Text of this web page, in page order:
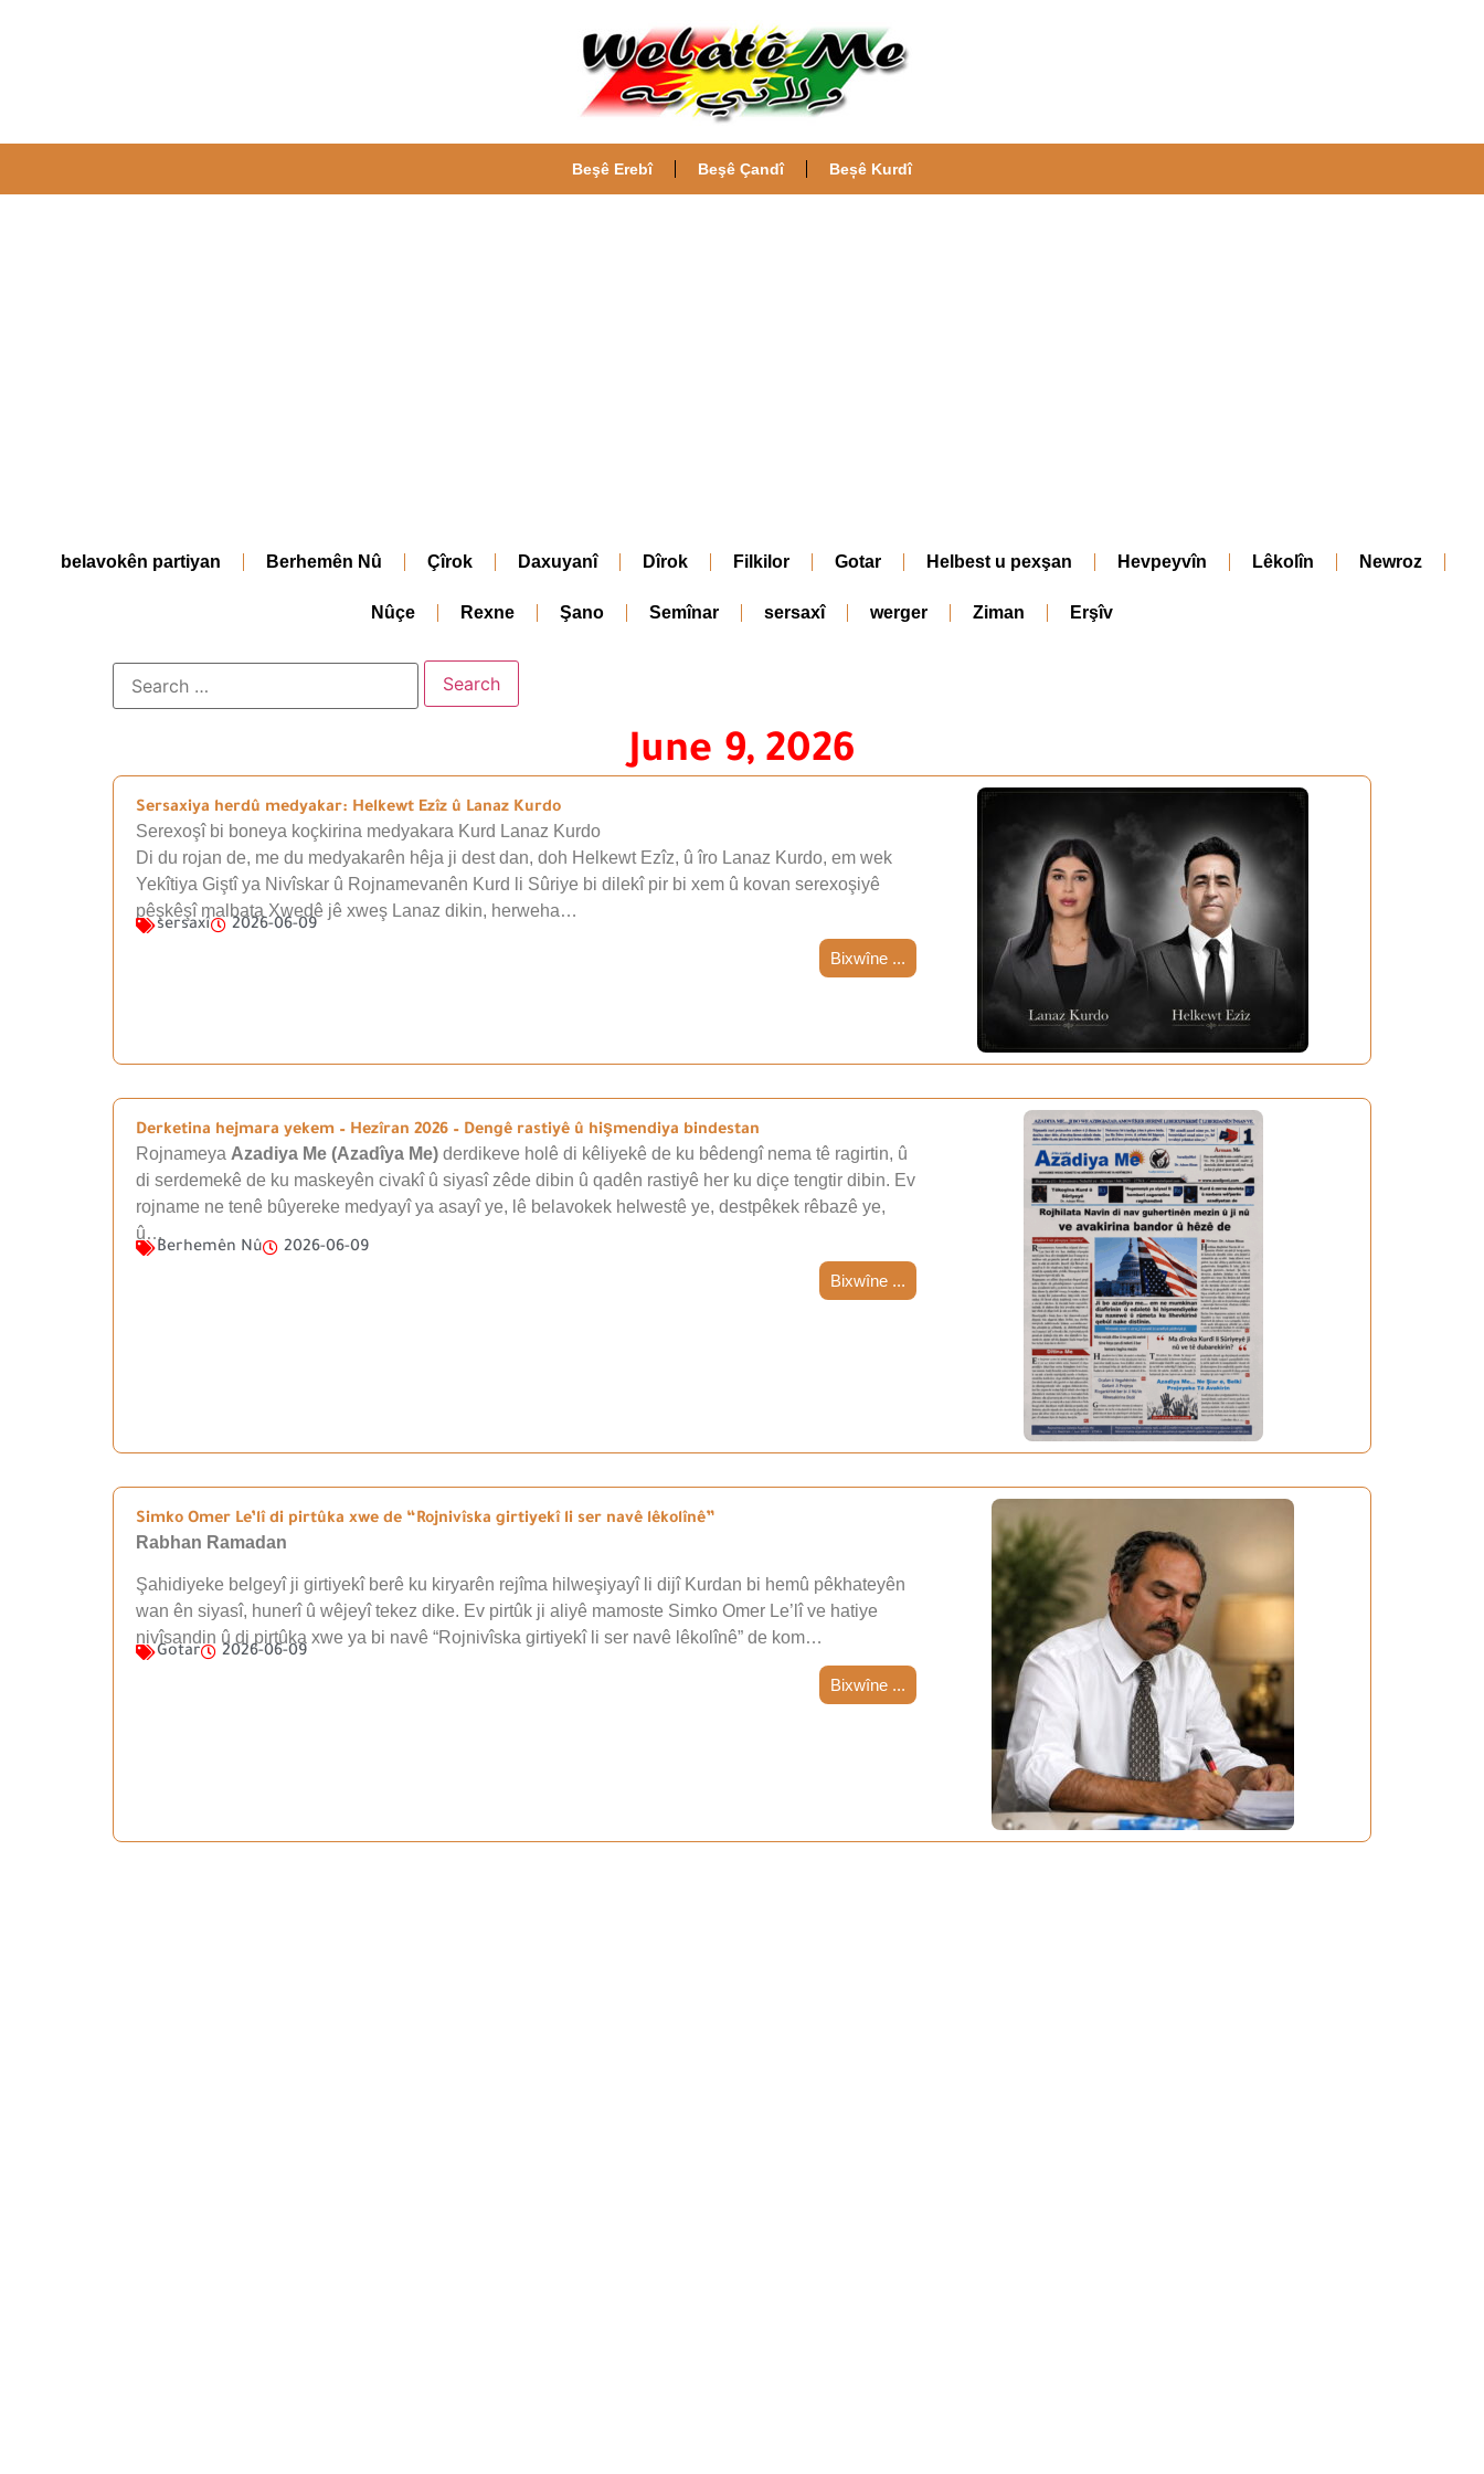
Beşê Erebî Beşê Çandî Beșê Kurdî
belavokên partiyan Berhemên Nû Çîrok Daxuyanî Dîrok Filkilor Gotar Helbest u pexşan Hevpeyvîn Lêkolîn Newroz
Nûçe Rexne Şano Semînar sersaxî werger Ziman Erşîv
June 9, 2026
Sersaxiya herdû medyakar: Helkewt Ezîz û Lanaz Kurdo
Serexoşî bi boneya koçkirina medyakara Kurd Lanaz Kurdo
Di du rojan de, me du medyakarên hêja ji dest dan, doh Helkewt Ezîz, û îro Lanaz Kurdo, em wek
Yekîtiya Giştî ya Nivîskar û Rojnamevanên Kurd li Sûriye bi dilekî pir bi xem û kovan serexoşiyê
pêşkêşî malbata Xwedê jê xweş Lanaz dikin, herweha…
sersaxî 2026-06-09
Bixwîne ...
Derketina hejmara yekem – Hezîran 2026 – Dengê rastiyê û hişmendiya bindestan
Rojnameya Azadiya Me (Azadîya Me) derdikeve holê di kêliyekê de ku bêdengî nema tê ragirtin, û
di serdemekê de ku maskeyên civakî û siyasî zêde dibin û qadên rastiyê her ku diçe tengtir dibin. Ev
rojname ne tenê bûyereke medyayî ya asayî ye, lê belavokek helwestê ye, destpêkek rêbazê ye,
û…
Berhemên Nû 2026-06-09
Bixwîne ...
Simko Omer Le’lî di pirtûka xwe de “Rojnivîska girtiyekî li ser navê lêkolînê”
Rabhan Ramadan
Şahidiyeke belgeyî ji girtiyekî berê ku kiryarên rejîma hilweşiyayî li dijî Kurdan bi hemû pêkhateyên
wan ên siyasî, hunerî û wêjeyî tekez dike. Ev pirtûk ji aliyê mamoste Simko Omer Le’lî ve hatiye
nivîsandin û di pirtûka xwe ya bi navê “Rojnivîska girtiyekî li ser navê lêkolînê” de kom…
Gotar 2026-06-09
Bixwîne ...